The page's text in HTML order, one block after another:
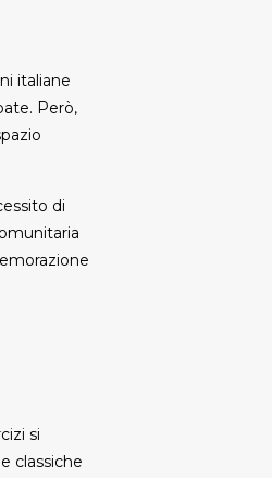
italiane
Però,
di
si
classiche